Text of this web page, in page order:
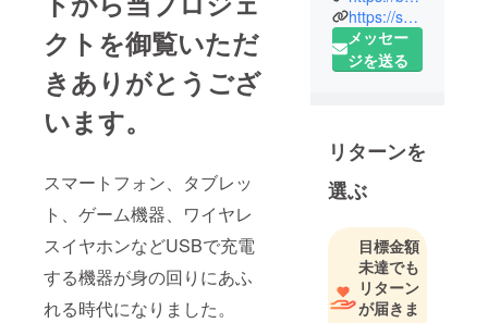
クトを御覧いただ
きありがとうござ
います。
スマートフォン、タブレッ
ト、ゲーム機器、ワイヤレ
スイヤホンなどUSBで充電
する機器が身の回りにあふ
れる時代になりました。
けるたび
に、日本の
皆様へお届
でいただけ
るだろ
う・・・と
日々考えて
おります。
今後も「こ
んな商品
https://selgy-fitness.myshopify.com/
メッセー
ジを送る
リターンを
選ぶ
目標金額
未達でも
リターン
が届きま